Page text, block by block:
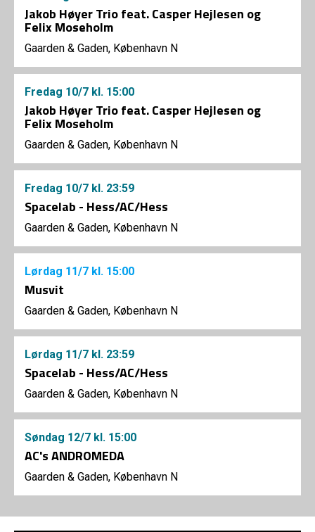
Jakob Høyer Trio feat. Casper Hejlesen og
Felix Moseholm
Gaarden & Gaden, København N
Fredag 10/7 kl. 15:00
Jakob Høyer Trio feat. Casper Hejlesen og
Felix Moseholm
Gaarden & Gaden, København N
Fredag 10/7 kl. 23:59
Spacelab - Hess/AC/Hess
Gaarden & Gaden, København N
Lørdag 11/7 kl. 15:00
Musvit
Gaarden & Gaden, København N
Lørdag 11/7 kl. 23:59
Spacelab - Hess/AC/Hess
Gaarden & Gaden, København N
Søndag 12/7 kl. 15:00
AC's ANDROMEDA
Gaarden & Gaden, København N